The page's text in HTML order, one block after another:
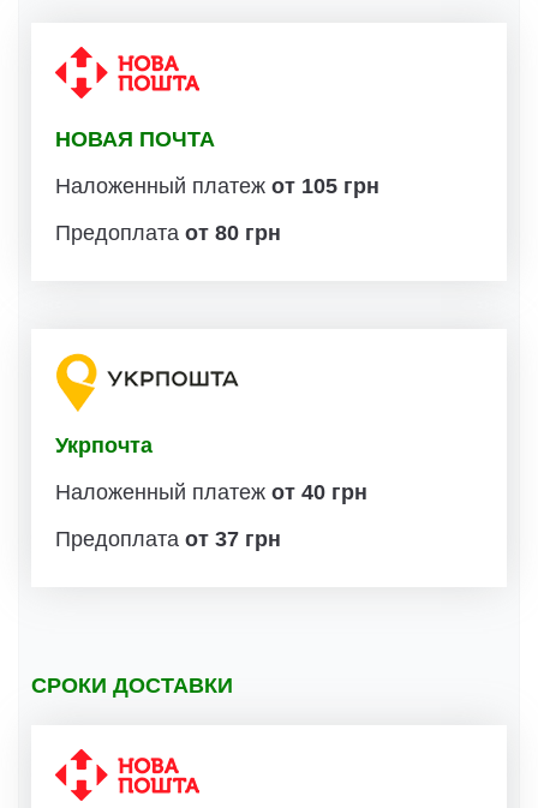
НОВАЯ ПОЧТА
Наложенный платеж от 105 грн
Предоплата от 80 грн
Укрпочта
Наложенный платеж от 40 грн
Предоплата от 37 грн
СРОКИ ДОСТАВКИ